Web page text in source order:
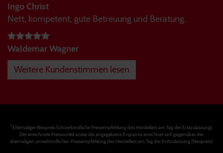
Ingo Christ
Nett, kompetent, gute Betreuung und Beratung.
Waldemar Wagner
Weitere Kundenstimmen lesen
1Ehemaliger Neupreis (Unverbindliche Preisempfehlung des Herstellers am Tag der Erstzulassung).
Der errechnete Preisvorteil sowie die angegebene Ersparnis errechnet sich gegenüber der
ehemaligen unverbindlichen Preisempfehlung des Herstellers am Tag der Erstzulassung (Neupreis).